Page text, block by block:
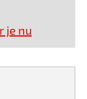
je nu